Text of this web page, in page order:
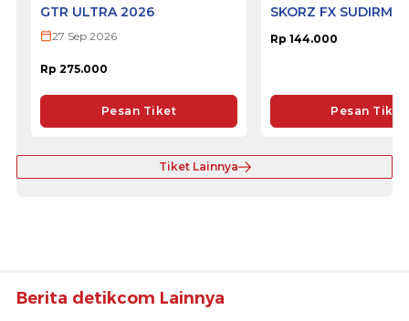
GTR ULTRA 2026
27 Sep 2026
Rp 275.000
Pesan Tiket
SKORZ FX
Rp 144.000
Pesan Tiket
Tiket Lainnya
Berita detikcom Lainnya